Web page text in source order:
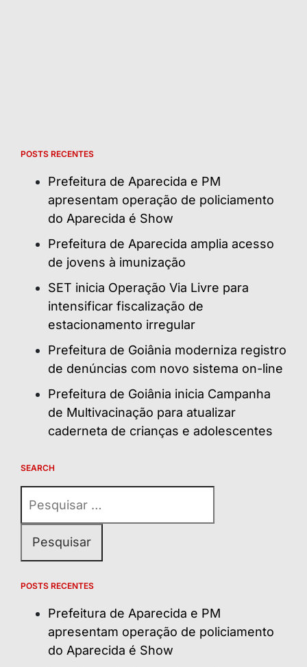
POSTS RECENTES
Prefeitura de Aparecida e PM
apresentam operação de policiamento
do Aparecida é Show
Prefeitura de Aparecida amplia acesso
de jovens à imunização
SET inicia Operação Via Livre para
intensificar fiscalização de
estacionamento irregular
Prefeitura de Goiânia moderniza registro
de denúncias com novo sistema on-line
Prefeitura de Goiânia inicia Campanha
de Multivacinação para atualizar
caderneta de crianças e adolescentes
SEARCH
por:
POSTS RECENTES
Prefeitura de Aparecida e PM
apresentam operação de policiamento
do Aparecida é Show